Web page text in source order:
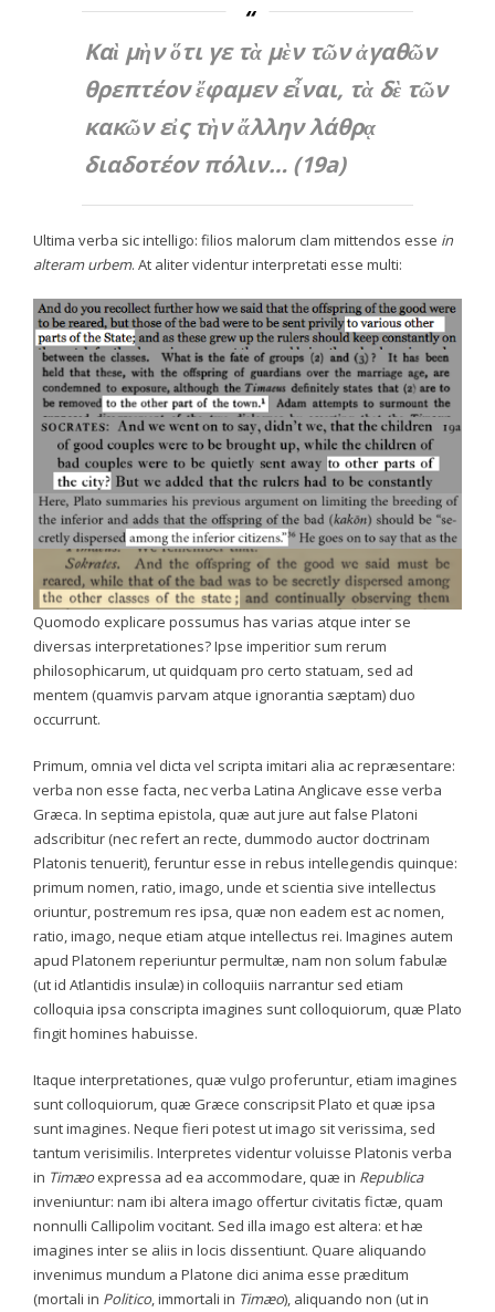
Καὶ μὴν ὅτι γε τὰ μὲν τῶν ἀγαθῶν
θρεπτέον ἔφαμεν εἶναι, τὰ δὲ τῶν
κακῶν εἰς τὴν ἄλλην λάθρᾳ
διαδοτέον πόλιν… (19a)
Ultima verba sic intelligo: filios malorum clam mittendos esse in
alteram urbem. At aliter videntur interpretati esse multi:
Quomodo explicare possumus has varias atque inter se
diversas interpretationes? Ipse imperitior sum rerum
philosophicarum, ut quidquam pro certo statuam, sed ad
mentem (quamvis parvam atque ignorantia sæptam) duo
occurrunt.
Primum, omnia vel dicta vel scripta imitari alia ac repræsentare:
verba non esse facta, nec verba Latina Anglicave esse verba
Græca. In septima epistola, quæ aut jure aut false Platoni
adscribitur (nec refert an recte, dummodo auctor doctrinam
Platonis tenuerit), feruntur esse in rebus intellegendis quinque:
primum nomen, ratio, imago, unde et scientia sive intellectus
oriuntur, postremum res ipsa, quæ non eadem est ac nomen,
ratio, imago, neque etiam atque intellectus rei. Imagines autem
apud Platonem reperiuntur permultæ, nam non solum fabulæ
(ut id Atlantidis insulæ) in colloquiis narrantur sed etiam
colloquia ipsa conscripta imagines sunt colloquiorum, quæ Plato
fingit homines habuisse.
Itaque interpretationes, quæ vulgo proferuntur, etiam imagines
sunt colloquiorum, quæ Græce conscripsit Plato et quæ ipsa
sunt imagines. Neque fieri potest ut imago sit verissima, sed
tantum verisimilis. Interpretes videntur voluisse Platonis verba
in Timæo expressa ad ea accommodare, quæ in Republica
inveniuntur: nam ibi altera imago offertur civitatis fictæ, quam
nonnulli Callipolim vocitant. Sed illa imago est altera: et hæ
imagines inter se aliis in locis dissentiunt. Quare aliquando
invenimus mundum a Platone dici anima esse præditum
(mortali in Politico, immortali in Timæo), aliquando non (ut in